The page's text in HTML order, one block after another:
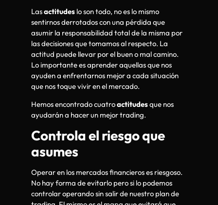
Lasactitudes lo son todo, no es lo mismo
sentirnos derrotados con una pérdida que
asumir la responsabilidad total de la misma por
las decisiones que tomamos al respecto. La
actitud puede llevar por el buen o mal camino.
Lo importante es aprender aquellas que nos
ayuden a enfrentarnos mejor a cada situación
que nos toque vivir en el mercado.
Hemos encontrado cuatroactitudesque nos
ayudarán a hacer un mejor trading.
Controla el riesgo que
asumes
Operar en los mercados financieros es riesgoso.
No hay forma de evitarlo pero si lo podemos
controlar operando sin salir de nuestro plan de